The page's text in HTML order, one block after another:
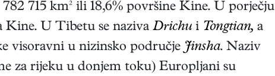
782 715 km² ili 18,6% površine Kine. U porječju
Kine. U Tibetu se naziva Drichu i Tongtian, a
visoravni u nizinsko područjeJinsha. Naziv
za rijeku u donjem toku) Europljani su